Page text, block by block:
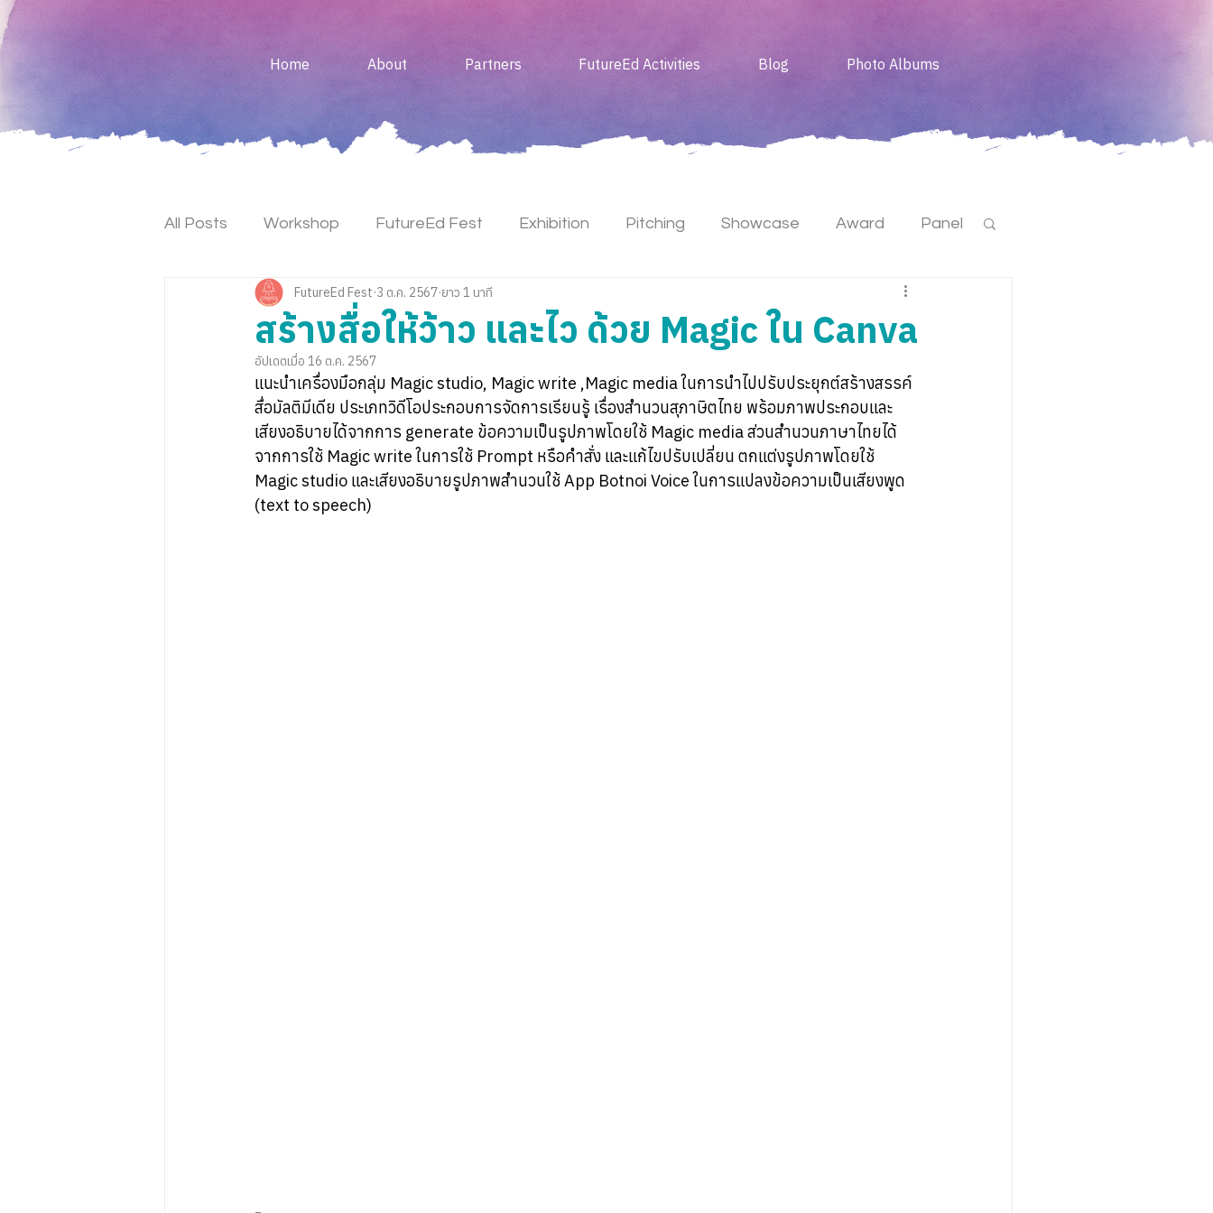
Home About Partners FutureEd Activities Blog Photo Albums
All Posts Workshop FutureEd Fest Exhibition Pitching Showcase Award Panel
Keynote Maker Fest Meet Up
สร้างสื่อให้ว้าว และไว ด้วย Magic ใน Canva
FutureEd Fest 3 ต.ค. 2567 ยาว 1 นาที
อัปเดตเมื่อ 16 ต.ค. 2567
แนะนำเครื่องมือกลุ่ม Magic studio, Magic write ,Magic media ในการนำไปปรับประยุกต์สร้างสรรค์
สื่อมัลติมีเดีย ประเภทวิดีโอประกอบการจัดการเรียนรู้ เรื่องสำนวนสุภาษิตไทย พร้อมภาพประกอบและ
เสียงอธิบายได้จากการ generate ข้อความเป็นรูปภาพโดยใช้ Magic media ส่วนสำนวนภาษาไทยได้
จากการใช้ Magic write ในการใช้ Prompt หรือคำสั่ง และแก้ไขปรับเปลี่ยน ตกแต่งรูปภาพโดยใช้
Magic studio และเสียงอธิบายรูปภาพสำนวนใช้ App Botnoi Voice ในการแปลงข้อความเป็นเสียงพูด
(text to speech)